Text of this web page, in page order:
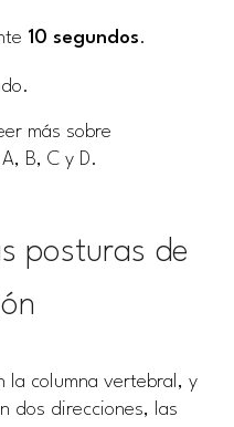
10 segundos.
más sobre
B, C y D.
posturas de
la columna vertebral, y
dos direcciones, las